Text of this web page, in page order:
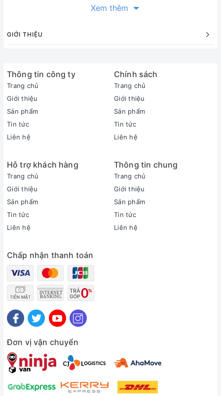
Inverter:
1 HP - 9.350 BTU
Phạm vi làm lạnh hiệu quả:
Dưới 15m² (từ 30 đến 45m³)
Độ ồn trung bình (được đo trong phòng thí nghiệm):
2026
Thái Lan
Thời gian bảo hành cục lạnh, cục nóng:
2 năm
Thời gian bảo hành máy nén:
Máy nén 12 năm
Ống dẫn gas bằng Đồng - Lá tản nhiệt bằng Nhôm được
Loại Gas:
R-32
Mức tiêu thụ điện năng
Tiêu thụ điện:
0.84 kWh
Nhãn năng lượng:
5 sao (Hiệu suất năng lượng 5.35)
Công nghệ tiết kiệm điện:
PID InverterEco
Khả năng lọc không khí
Công nghệ UVC ProMàng lọc sơ cấpLưới lọc Tri-guard
Xem thêm
GIỚI THIỆU
Thông tin công ty
Trang chủ
Giới thiệu
Sản phẩm
Tin tức
Liên hệ
Chính sách
Trang chủ
Giới thiệu
Sản phẩm
Tin tức
Liên hệ
Hỗ trợ khách hàng
Trang chủ
Giới thiệu
Sản phẩm
Tin tức
Liên hệ
Thông tin chung
Trang chủ
Giới thiệu
Sản phẩm
Tin tức
Liên hệ
Chấp nhận thanh toán
Đơn vị vận chuyển